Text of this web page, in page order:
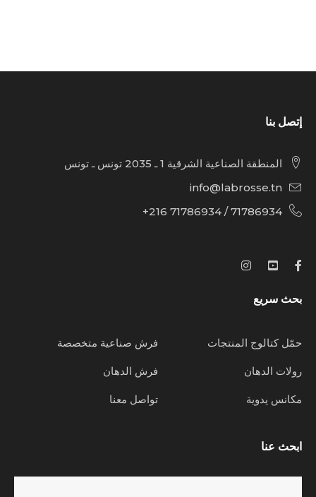
إتصل بنا
المنطقة الصناعية الشرقية 1 ـ 2035 تونس ـ تونس
info@labrosse.tn
71786934 / 71786934 216+
بحث سريع
حمّل كتالوج المنتجات فرش صناعية متخصصة
رولات الدهان فرش الدهان
مكانس يدوية تواصل معنا
ابحث عنا